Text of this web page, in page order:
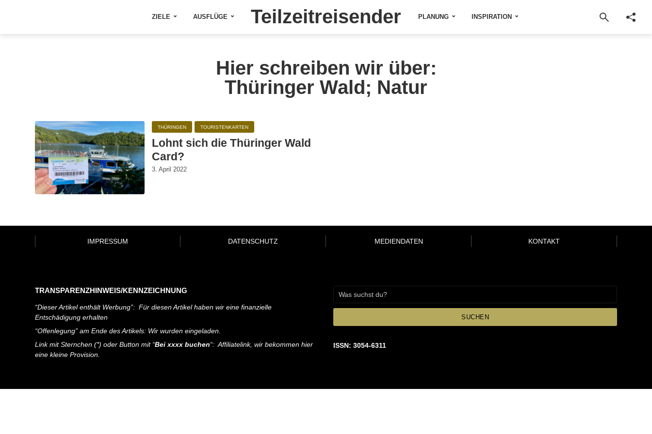
ZIELE AUSFLÜGE Teilzeitreisender PLANUNG INSPIRATION
Hier schreiben wir über:
Thüringer Wald; Natur
THÜRINGEN TOURISTENKARTEN
Lohnt sich die Thüringer Wald
Card?
3. April 2022
IMPRESSUM DATENSCHUTZ MEDIENDATEN KONTAKT
TRANSPARENZHINWEIS/KENNZEICHNUNG
“Dieser Artikel enthält Werbung”: Für diesen Artikel haben wir eine finanzielle
Entschädigung erhalten
“Offenlegung” am Ende des Artikels: Wir wurden eingeladen.
Link mit Sternchen (*) oder Button mit “Bei xxxx buchen“: Affiliatelink, wir bekommen hier
eine kleine Provision.
SUCHEN
ISSN: 3054-6311